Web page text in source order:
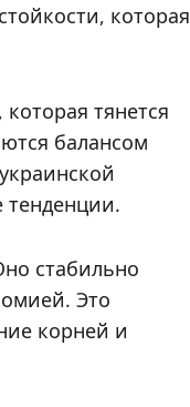
которая
тянется
балансом
тенденции.
стабильно
Это
корней и